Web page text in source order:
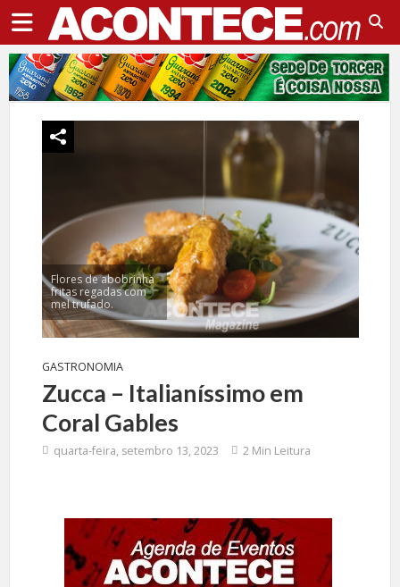
Flores de abobrinha
fritas regadas com
mel trufado.
GASTRONOMIA
Zucca – Italianíssimo em
Coral Gables
quarta-feira, setembro 13, 2023 2 Min Leitura